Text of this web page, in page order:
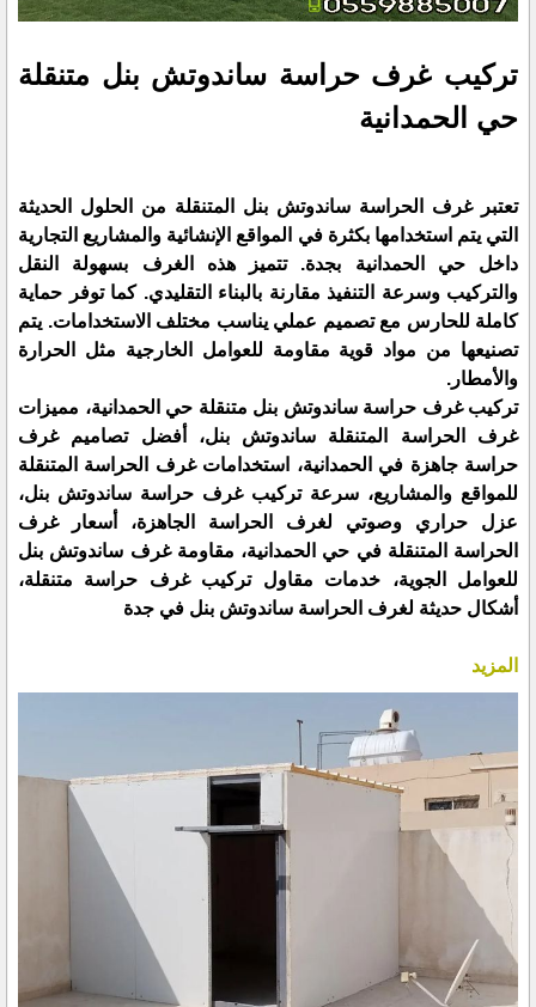
تركيب غرف حراسة ساندوتش بنل متنقلة
حي الحمدانية
تعتبر غرف الحراسة ساندوتش بنل المتنقلة من الحلول الحديثة
التي يتم استخدامها بكثرة في المواقع الإنشائية والمشاريع التجارية
داخل حي الحمدانية بجدة. تتميز هذه الغرف بسهولة النقل
والتركيب وسرعة التنفيذ مقارنة بالبناء التقليدي. كما توفر حماية
كاملة للحارس مع تصميم عملي يناسب مختلف الاستخدامات. يتم
تصنيعها من مواد قوية مقاومة للعوامل الخارجية مثل الحرارة
والأمطار.
تركيب غرف حراسة ساندوتش بنل متنقلة حي الحمدانية، مميزات
غرف الحراسة المتنقلة ساندوتش بنل، أفضل تصاميم غرف
حراسة جاهزة في الحمدانية، استخدامات غرف الحراسة المتنقلة
للمواقع والمشاريع، سرعة تركيب غرف حراسة ساندوتش بنل،
عزل حراري وصوتي لغرف الحراسة الجاهزة، أسعار غرف
الحراسة المتنقلة في حي الحمدانية، مقاومة غرف ساندوتش بنل
للعوامل الجوية، خدمات مقاول تركيب غرف حراسة متنقلة،
أشكال حديثة لغرف الحراسة ساندوتش بنل في جدة
المزيد